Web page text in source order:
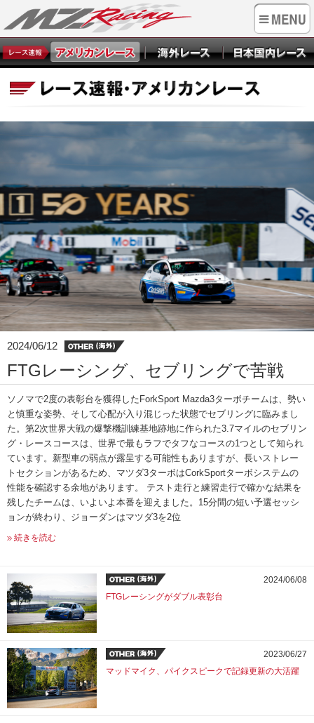
2024/06/12
FTGレーシング、セブリングで苦戦
ソノマで2度の表彰台を獲得したForkSport Mazda3ターボチームは、勢い
と慎重な姿勢、そして心配が入り混じった状態でセブリングに臨みまし
た。第2次世界大戦の爆撃機訓練基地跡地に作られた3.7マイルのセブリン
グ・レースコースは、世界で最もラフでタフなコースの1つとして知られ
ています。新型車の弱点が露呈する可能性もありますが、長いストレー
トセクションがあるため、マツダ3ターボはCorkSportターボシステムの
性能を確認する余地があります。 テスト走行と練習走行で確かな結果を
残したチームは、いよいよ本番を迎えました。15分間の短い予選セッシ
ョンが終わり、ジョーダンはマツダ3を2位
続きを読む
2024/06/08
FTGレーシングがダブル表彰台
2023/06/27
マッドマイク、パイクスピークで記録更新の大活躍